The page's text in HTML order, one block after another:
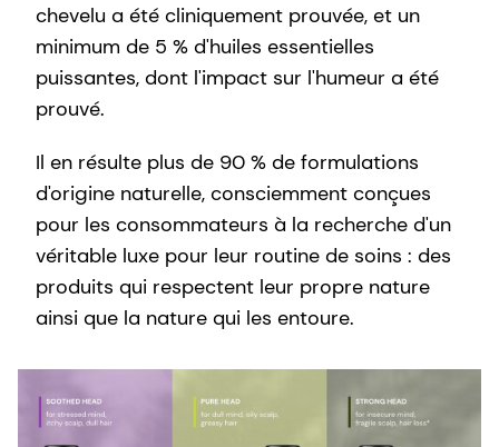
chevelu a été cliniquement prouvée, et un
minimum de 5 % d'huiles essentielles
puissantes, dont l'impact sur l'humeur a été
prouvé.
Il en résulte plus de 90 % de formulations
d'origine naturelle, consciemment conçues
pour les consommateurs à la recherche d'un
véritable luxe pour leur routine de soins : des
produits qui respectent leur propre nature
ainsi que la nature qui les entoure.